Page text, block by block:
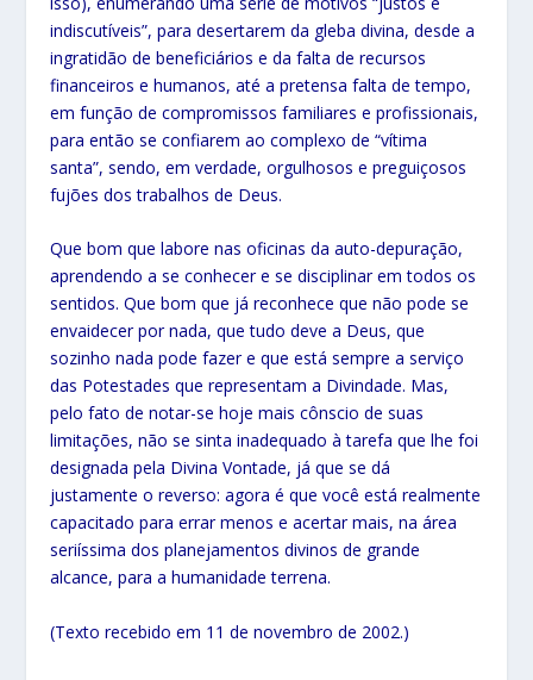
indiscutíveis”, para desertarem da gleba divina, desde a
ingratidão de beneficiários e da falta de recursos
financeiros e humanos, até a pretensa falta de tempo,
em função de compromissos familiares e profissionais,
para então se confiarem ao complexo de “vítima
santa”, sendo, em verdade, orgulhosos e preguiçosos
fujões dos trabalhos de Deus.
Que bom que labore nas oficinas da auto-depuração,
aprendendo a se conhecer e se disciplinar em todos os
sentidos. Que bom que já reconhece que não pode se
envaidecer por nada, que tudo deve a Deus, que
sozinho nada pode fazer e que está sempre a serviço
das Potestades que representam a Divindade. Mas,
pelo fato de notar-se hoje mais cônscio de suas
limitações, não se sinta inadequado à tarefa que lhe foi
designada pela Divina Vontade, já que se dá
justamente o reverso: agora é que você está realmente
capacitado para errar menos e acertar mais, na área
seriíssima dos planejamentos divinos de grande
alcance, para a humanidade terrena.
(Texto recebido em 11 de novembro de 2002.)